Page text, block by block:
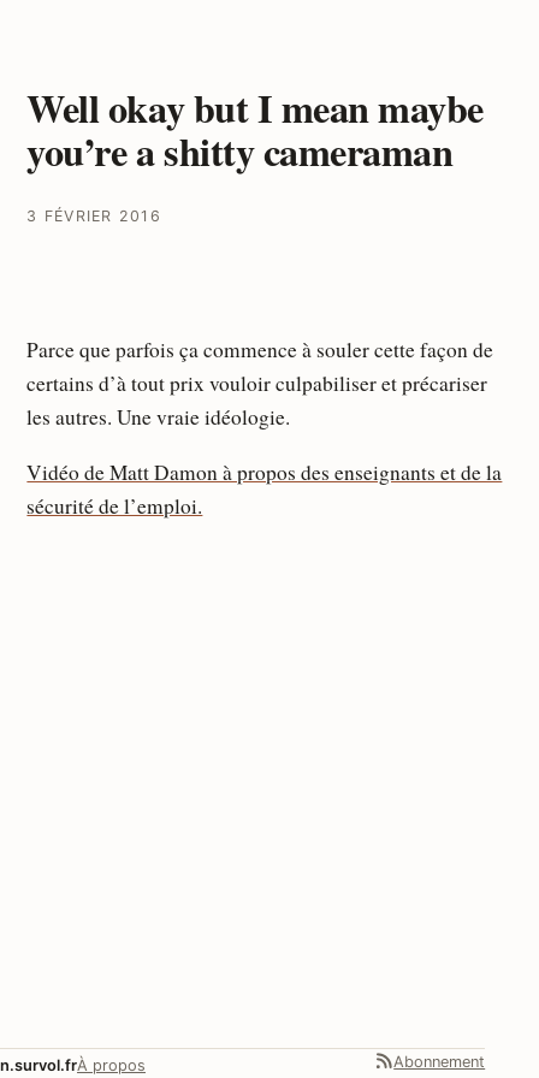
Well okay but I mean maybe
you’re a shitty cameraman
3 FÉVRIER 2016
Parce que parfois ça commence à souler cette façon de
certains d’à tout prix vouloir culpabiliser et précariser
les autres. Une vraie idéologie.
Vidéo de Matt Damon à propos des enseignants et de la
sécurité de l’emploi.
n.survol.frÀ propos Abonnement